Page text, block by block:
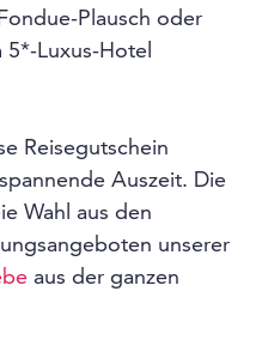
Plausch oder
Luxus-Hotel
Reisegutschein
Auszeit. Die
Wahl aus den
unserer
aus der ganzen